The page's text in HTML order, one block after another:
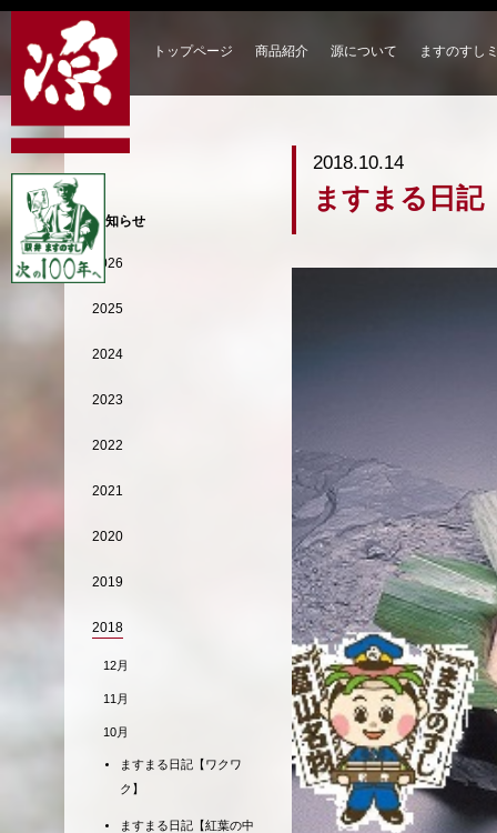
トップページ 商品紹介 源について ますのすし
2018.10.14
ますまる日記
お知らせ
2026
2025
2024
2023
2022
2021
2020
2019
2018
12月
11月
10月
ますまる日記【ワクワ
ク】
ますまる日記【紅葉の中